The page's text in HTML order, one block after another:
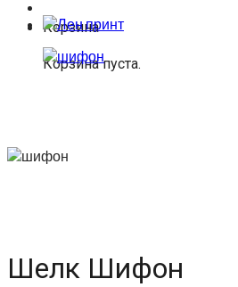
Корзина
Корзина пуста.
Шелк Шифон